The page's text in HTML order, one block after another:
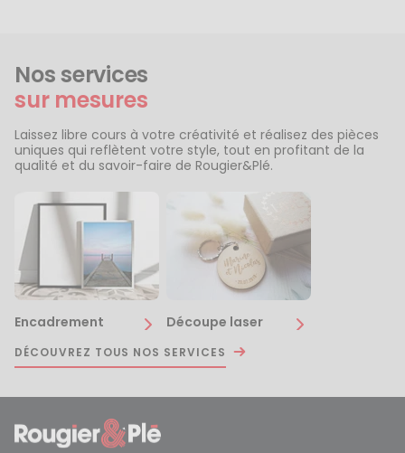
Nos services
sur mesures
Laissez libre cours à votre créativité et réalisez des pièces
uniques qui reflètent votre style, tout en profitant de la
qualité et du savoir-faire de Rougier&Plé.
Encadrement Découpe laser
DÉCOUVREZ TOUS NOS SERVICES